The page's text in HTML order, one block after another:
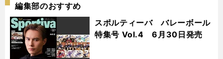
編集部のおすすめ
スポルティーバ バレーボール
特集号 Vol.4 6月30日発売